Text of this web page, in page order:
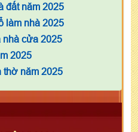
đất năm 2025
làm nhà 2025
nhà cửa 2025
2025
thờ năm 2025